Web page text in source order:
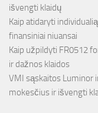
išvengti klaidų
Kaip atidaryti
finansiniai niuansai
Kaip užpildyti FR0512
ir dažnos klaidos
VMI sąskaitos Luminor
mokesčius ir išvengti